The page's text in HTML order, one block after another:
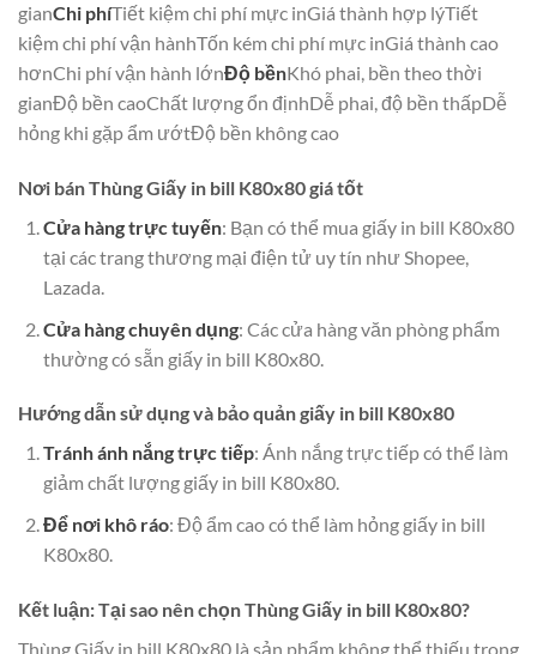
gianChi phíTiết kiệm chi phí mực inGiá thành hợp lýTiết
kiệm chi phí vận hànhTốn kém chi phí mực inGiá thành cao
hơnChi phí vận hành lớnĐộ bềnKhó phai, bền theo thời
gianĐộ bền caoChất lượng ổn địnhDễ phai, độ bền thấpDễ
hỏng khi gặp ẩm ướtĐộ bền không cao
Nơi bán Thùng Giấy in bill K80x80 giá tốt
Cửa hàng trực tuyến: Bạn có thể mua giấy in bill K80x80
tại các trang thương mại điện tử uy tín như Shopee,
Lazada.
Cửa hàng chuyên dụng: Các cửa hàng văn phòng phẩm
thường có sẵn giấy in bill K80x80.
Hướng dẫn sử dụng và bảo quản giấy in bill K80x80
Tránh ánh nắng trực tiếp: Ánh nắng trực tiếp có thể làm
giảm chất lượng giấy in bill K80x80.
Để nơi khô ráo: Độ ẩm cao có thể làm hỏng giấy in bill
K80x80.
Kết luận: Tại sao nên chọn Thùng Giấy in bill K80x80?
Thùng Giấy in bill K80x80 là sản phẩm không thể thiếu trong